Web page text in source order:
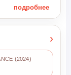
подробнее
›
(2024)